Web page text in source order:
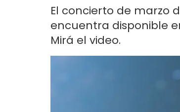
El concierto de marzo
encuentra disponible
Mirá el video.